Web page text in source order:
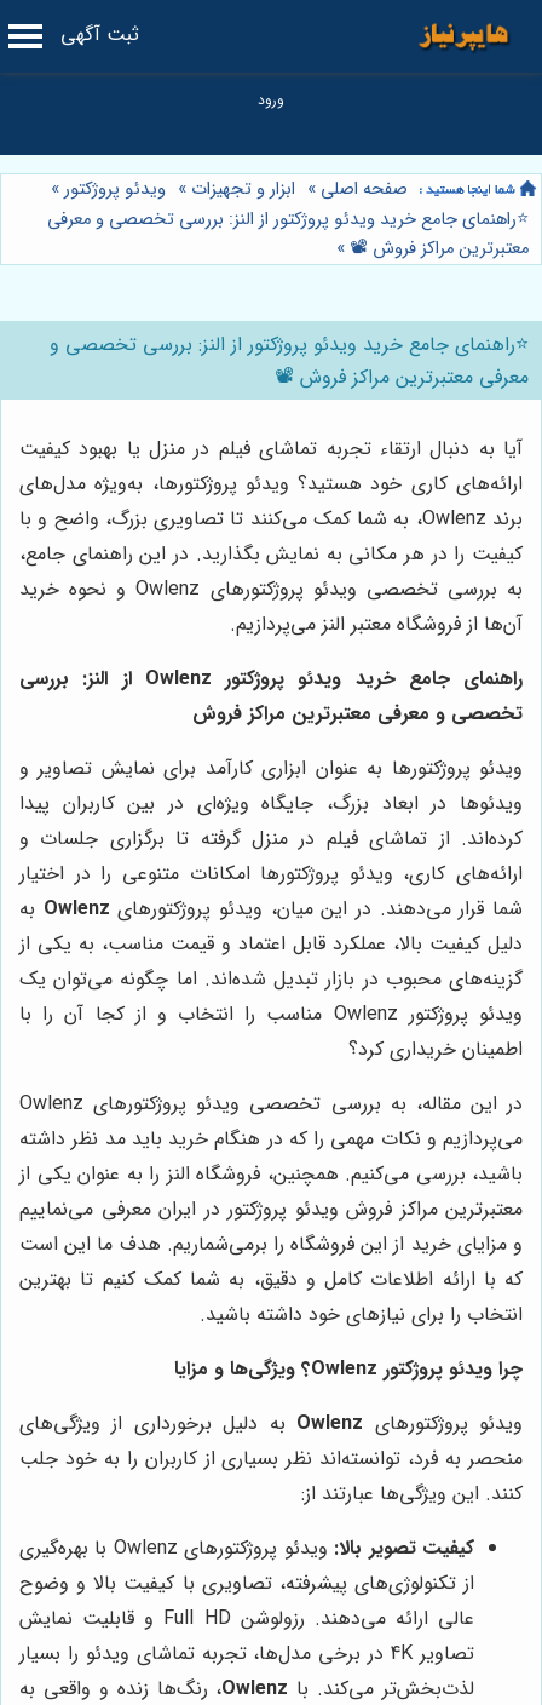
ثبت آگهی
صفحه اصلی » ابزار و تجهیزات » ویدئو پروژکتور»
⭐️راهنمای جامع خرید ویدئو پروژکتور از النز: بررسی تخصصی و معرفی
معتبرترین مراکز فروش 📽️ »
⭐️راهنمای جامع خرید ویدئو پروژکتور از النز: بررسی تخصصی و
معرفی معتبرترین مراکز فروش 📽️
آیا به دنبال ارتقاء تجربه تماشای فیلم در منزل یا بهبود کیفیت
ارائه‌های کاری خود هستید؟ ویدئو پروژکتورها، به‌ویژه مدل‌های
برند Owlenz، به شما کمک می‌کنند تا تصاویری بزرگ، واضح و با
کیفیت را در هر مکانی به نمایش بگذارید. در این راهنمای جامع،
به بررسی تخصصی ویدئو پروژکتورهای Owlenz و نحوه خرید
آن‌ها از فروشگاه معتبر النز می‌پردازیم.
راهنمای جامع خرید ویدئو پروژکتور Owlenz از النز: بررسی
تخصصی و معرفی معتبرترین مراکز فروش
ویدئو پروژکتورها به عنوان ابزاری کارآمد برای نمایش تصاویر و
ویدئوها در ابعاد بزرگ، جایگاه ویژه‌ای در بین کاربران پیدا
کرده‌اند. از تماشای فیلم در منزل گرفته تا برگزاری جلسات و
ارائه‌های کاری، ویدئو پروژکتورها امکانات متنوعی را در اختیار
شما قرار می‌دهند. در این میان، ویدئو پروژکتورهای Owlenz به
دلیل کیفیت بالا، عملکرد قابل اعتماد و قیمت مناسب، به یکی از
گزینه‌های محبوب در بازار تبدیل شده‌اند. اما چگونه می‌توان یک
ویدئو پروژکتور Owlenz مناسب را انتخاب و از کجا آن را با
اطمینان خریداری کرد؟
در این مقاله، به بررسی تخصصی ویدئو پروژکتورهای Owlenz
می‌پردازیم و نکات مهمی را که در هنگام خرید باید مد نظر داشته
باشید، بررسی می‌کنیم. همچنین، فروشگاه النز را به عنوان یکی از
معتبرترین مراکز فروش ویدئو پروژکتور در ایران معرفی می‌نماییم
و مزایای خرید از این فروشگاه را برمی‌شماریم. هدف ما این است
که با ارائه اطلاعات کامل و دقیق، به شما کمک کنیم تا بهترین
انتخاب را برای نیازهای خود داشته باشید.
چرا ویدئو پروژکتور Owlenz؟ ویژگی‌ها و مزایا
ویدئو پروژکتورهای Owlenz به دلیل برخورداری از ویژگی‌های
منحصر به فرد، توانسته‌اند نظر بسیاری از کاربران را به خود جلب
کنند. این ویژگی‌ها عبارتند از:
کیفیت تصویر بالا:
ویدئو پروژکتورهای Owlenz با بهره‌گیری
از تکنولوژی‌های پیشرفته، تصاویری با کیفیت بالا و وضوح
عالی ارائه می‌دهند. رزولوشن Full HD و قابلیت نمایش
تصاویر 4K در برخی مدل‌ها، تجربه تماشای ویدئو را بسیار
لذت‌بخش‌تر می‌کند. با Owlenz، رنگ‌ها زنده و واقعی به